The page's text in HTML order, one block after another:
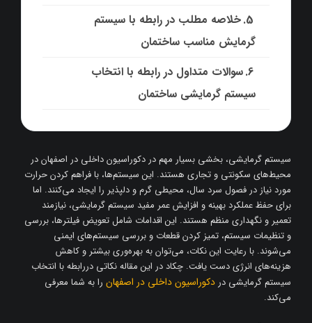
خلاصه مطلب در رابطه با سیستم
گرمایش مناسب ساختمان
سوالات متداول در رابطه با انتخاب
سیستم گرمایشی ساختمان
سیستم‌ گرمایشی، بخشی بسیار مهم در دکوراسیون داخلی در اصفهان در
محیط‌های سکونتی و تجاری هستند. این سیستم‌ها، با فراهم کردن حرارت
مورد نیاز در فصول سرد سال، محیطی گرم و دلپذیر را ایجاد می‌کنند. اما
برای حفظ عملکرد بهینه و افزایش عمر مفید سیستم گرمایشی، نیازمند
تعمیر و نگهداری منظم هستند. این اقدامات شامل تعویض فیلترها، بررسی
و تنظیمات سیستم، تمیز کردن قطعات و بررسی سیستم‌های ایمنی
می‌شوند. با رعایت این نکات، می‌توان به بهره‌وری بیشتر و کاهش
هزینه‌های انرژی دست یافت. چکاد در این مقاله نکاتی دررابطه با انتخاب
سیستم گرمایشی دردکوراسیون داخلی در اصفهان را به شما معرفی
می‌کند.